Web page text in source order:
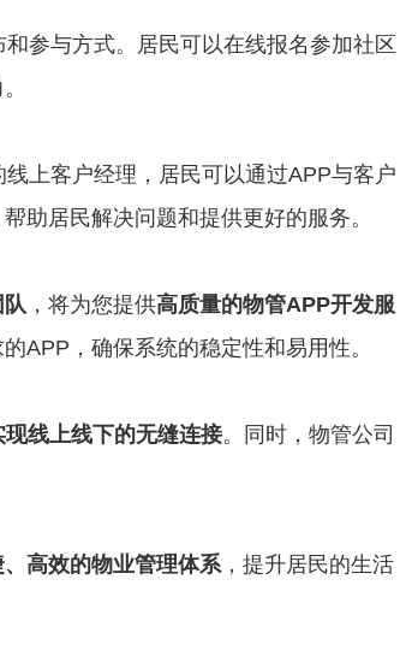
参与方式。居民可以在线报名参加社区
上客户经理，居民可以通过APP与客户
助居民解决问题和提供更好的服务。
队 ，将为您提供高质量的物管APP开发服
APP，确保系统的稳定性和易用性。
现线上线下的无缝连接。同时，物管公司
高效的物业管理体系，提升居民的生活